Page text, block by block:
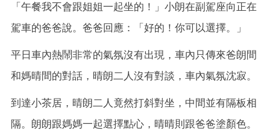
「午餐我不會跟姐姐一起坐的！」小朗在副駕座向正在
駕車的爸爸說。爸爸回應：「好的！你可以選擇。」
平日車內熱鬧非常的氣氛沒有出現，車內只傳來爸朗間
和媽晴間的對話，晴朗二人沒有對談，車內氣氛沈寂。
到達小茶居，晴朗二人竟然打斜對坐，中間並有隔板相
隔。朗朗跟媽媽一起選擇點心，晴晴則跟爸爸塗顏色。